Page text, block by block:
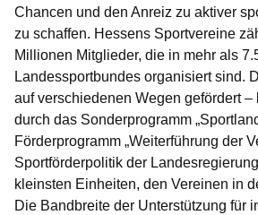
Chancen und den Anreiz zu aktiver
zu schaffen. Hessens Sportvereine
Millionen Mitglieder, die in mehr als
Landessportbundes organisiert sind.
auf verschiedenen Wegen gefördert
durch das Sonderprogramm
Förderprogramm „Weiterführung der
Sportförderpolitik der
kleinsten Einheiten, den Vereinen in
Die Bandbreite der Unterstützung für